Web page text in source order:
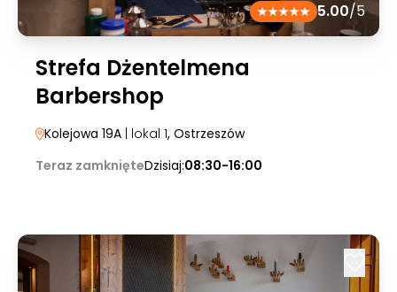
5.00/5
Strefa Dżentelmena
Barbershop
Kolejowa 19A | lokal 1, Ostrzeszów
Teraz zamknięteDzisiaj:08:30-16:00